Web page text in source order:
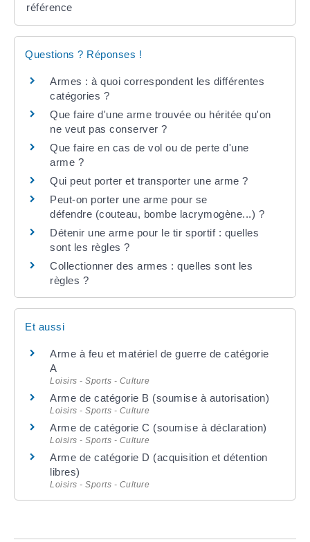
référence
Questions ? Réponses !
Armes : à quoi correspondent les différentes
catégories ?
Que faire d'une arme trouvée ou héritée qu'on
ne veut pas conserver ?
Que faire en cas de vol ou de perte d'une
arme ?
Qui peut porter et transporter une arme ?
Peut-on porter une arme pour se
défendre (couteau, bombe lacrymogène...) ?
Détenir une arme pour le tir sportif : quelles
sont les règles ?
Collectionner des armes : quelles sont les
règles ?
Et aussi
Arme à feu et matériel de guerre de catégorie
A
Loisirs - Sports - Culture
Arme de catégorie B (soumise à autorisation)
Loisirs - Sports - Culture
Arme de catégorie C (soumise à déclaration)
Loisirs - Sports - Culture
Arme de catégorie D (acquisition et détention
libres)
Loisirs - Sports - Culture